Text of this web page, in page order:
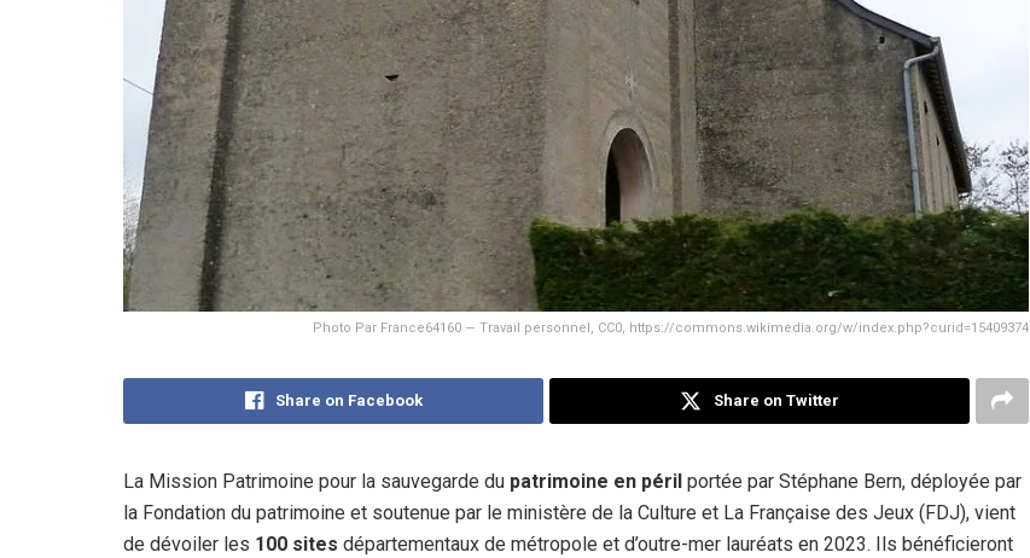
Photo Par France64160 — Travail personnel, CC0, https://commons.wikimedia.org/w/index.php?curid=15409374
Share on Facebook Share on Twitter
La Mission Patrimoine pour la sauvegarde du patrimoine en péril portée par Stéphane Bern, déployée par
la Fondation du patrimoine et soutenue par le ministère de la Culture et La Française des Jeux (FDJ), vient
de dévoiler les 100 sites départementaux de métropole et d’outre-mer lauréats en 2023. Ils bénéficieront